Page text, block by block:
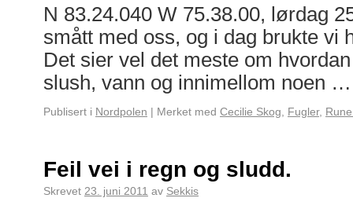
N 83.24.040 W 75.38.00, lørdag
smått med oss, og i dag brukte vi
Det sier vel det meste om
slush, vann og innimellom noen
Publisert i Nordpolen | Merket med Cecilie Skog Fugler,
Feil vei i regn og sludd.
Skrevet 23. juni 2011 av Sekkis